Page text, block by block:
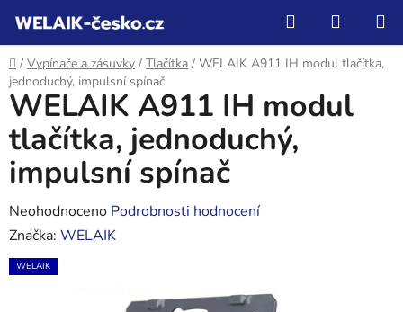
obsah
Hledat
KOŠÍK
Domů
/ Vypínače a zásuvky / Tlačítka / WELAIK A911 IH modul tlačítka,
jednoduchý, impulsní spínač
WELAIK A911 IH modul
tlačítka, jednoduchý,
impulsní spínač
Průměrné
hodnocení
produktu
Neohodnoceno Podrobnosti hodnocení
Značka: WELAIK
WELAIK